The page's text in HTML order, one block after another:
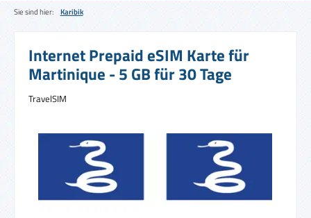
Sie sind hier: Karibik
Internet Prepaid eSIM Karte für
Martinique - 5 GB für 30 Tage
TravelSIM
Bildergalerie überspringen